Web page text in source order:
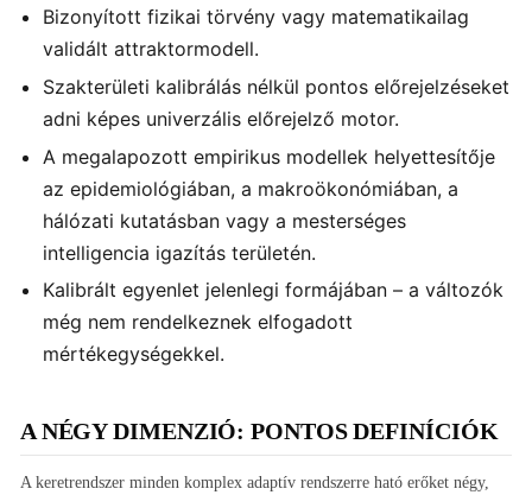
Bizonyított fizikai törvény vagy matematikailag
validált attraktormodell.
Szakterületi kalibrálás nélkül pontos előrejelzéseket
adni képes univerzális előrejelző motor.
A megalapozott empirikus modellek helyettesítője
az epidemiológiában, a makroökonómiában, a
hálózati kutatásban vagy a mesterséges
intelligencia igazítás területén.
Kalibrált egyenlet jelenlegi formájában – a változók
még nem rendelkeznek elfogadott
mértékegységekkel.
A NÉGY DIMENZIÓ: PONTOS DEFINÍCIÓK
A keretrendszer minden komplex adaptív rendszerre ható erőket négy,